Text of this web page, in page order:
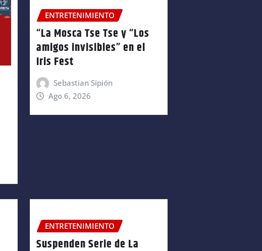
ENTRETENIMIENTO
“La Mosca Tse Tse y “Los
amigos invisibles” en el
Iris Fest
Sebastian Sipión
Ago 6, 2026
ENTRETENIMIENTO
Suspenden Serie de La